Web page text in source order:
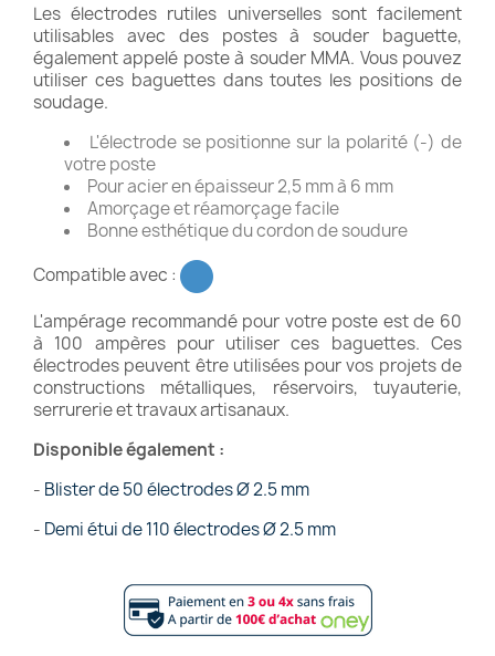
Les électrodes rutiles universelles sont facilement
utilisables avec des postes à souder baguette,
également appelé poste à souder MMA. Vous pouvez
utiliser ces baguettes dans toutes les positions de
soudage.
L'électrode se positionne sur la polarité (-) de
votre poste
Pour acier en épaisseur 2,5 mm à 6 mm
Amorçage et réamorçage facile
Bonne esthétique du cordon de soudure
Compatible avec :
L'ampérage recommandé pour votre poste est de 60
à 100 ampères pour utiliser ces baguettes. Ces
électrodes peuvent être utilisées pour vos projets de
constructions métalliques, réservoirs, tuyauterie,
serrurerie et travaux artisanaux.
Disponible également :
- Blister de 50 électrodes Ø 2.5 mm
- Demi étui de 110 électrodes Ø 2.5 mm